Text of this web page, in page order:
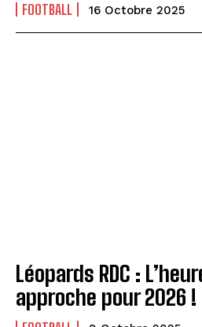
FOOTBALL 16 Octobre 2025
Léopards RDC :
approche pour 2026 !